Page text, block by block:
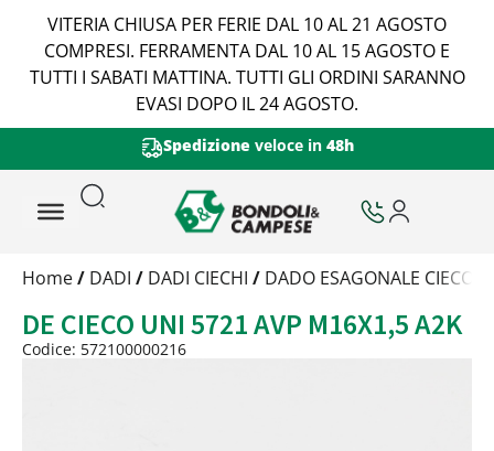
VITERIA CHIUSA PER FERIE DAL 10 AL 21 AGOSTO
COMPRESI. FERRAMENTA DAL 10 AL 15 AGOSTO E
TUTTI I SABATI MATTINA. TUTTI GLI ORDINI SARANNO
EVASI DOPO IL 24 AGOSTO.
Spedizioneveloce in48h
Trattamento
Peso
Quantità
Home/ DADI / DADI CIECHI / DADO ESAGONALE CIECO
DE CIECO UNI 5721 AVP M16X1,5 A2K
Codice: 572100000216